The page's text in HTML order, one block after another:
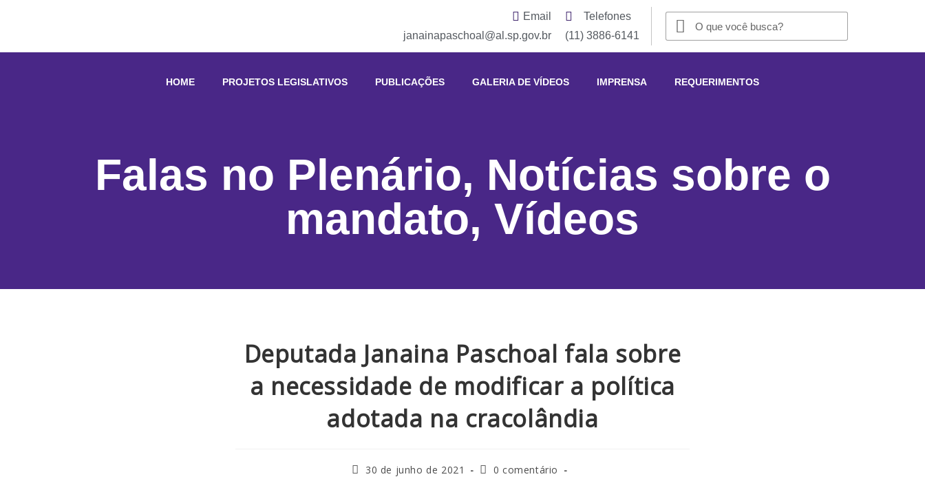
Email
janainapaschoal@al.sp.gov.br
Telefones
(11) 3886-6141
HOME PROJETOS LEGISLATIVOS PUBLICAÇÕES GALERIA DE VÍDEOS IMPRENSA REQUERIMENTOS
Falas no Plenário, Notícias sobre o
mandato, Vídeos
Deputada Janaina Paschoal fala sobre
a necessidade de modificar a política
adotada na cracolândia
30 de junho de 2021
0 comentário